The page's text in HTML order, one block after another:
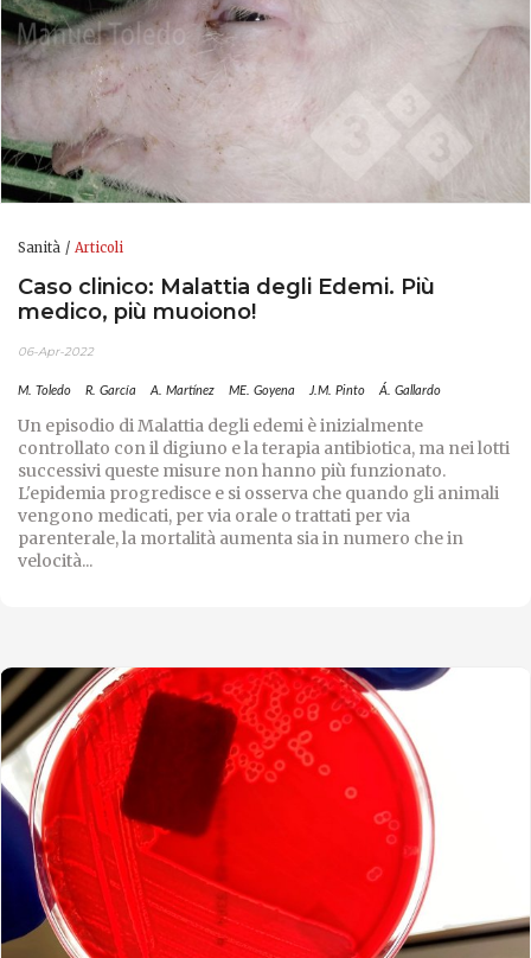
Sanità Articoli
Caso clinico: Malattia degli Edemi. Più
medico, più muoiono!
06-Apr-2022
M. Toledo R. García A. Martínez ME. Goyena J.M. Pinto Á. Gallardo
Un episodio di Malattia degli edemi è inizialmente
controllato con il digiuno e la terapia antibiotica, ma nei lotti
successivi queste misure non hanno più funzionato.
L'epidemia progredisce e si osserva che quando gli animali
vengono medicati, per via orale o trattati per via
parenterale, la mortalità aumenta sia in numero che in
velocità...